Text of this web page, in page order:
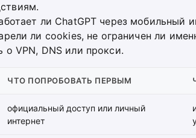
ли ChatGPT через мобильный
ли cookies, не ограничен ли
о VPN, DNS или прокси.
ЧТО ПОПРОБОВАТЬ ПЕРВЫМ
официальный доступ или личный
интернет